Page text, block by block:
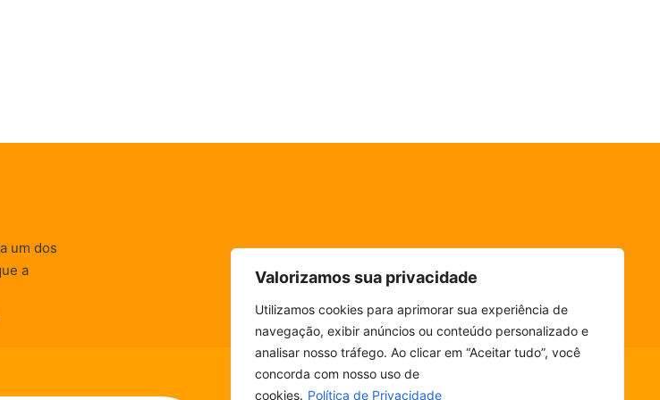
Valorizamos sua privacidade
Utilizamos cookies para aprimorar sua experiência de
navegação, exibir anúncios ou conteúdo personalizado e
analisar nosso tráfego. Ao clicar em “Aceitar tudo”, você
concorda com nosso uso de
cookies. Política de Privacidade
um dos
a